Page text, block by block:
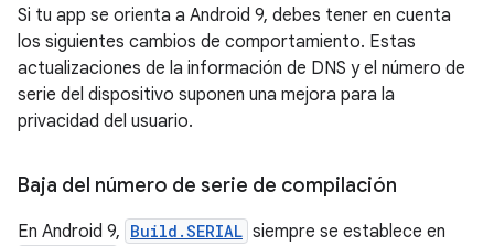
Si tu app se orienta a Android 9, debes tener en cuenta
los siguientes cambios de comportamiento. Estas
actualizaciones de la información de DNS y el número de
serie del dispositivo suponen una mejora para la
privacidad del usuario.
Baja del número de serie de compilación
En Android 9, Build.SERIAL siempre se establece en